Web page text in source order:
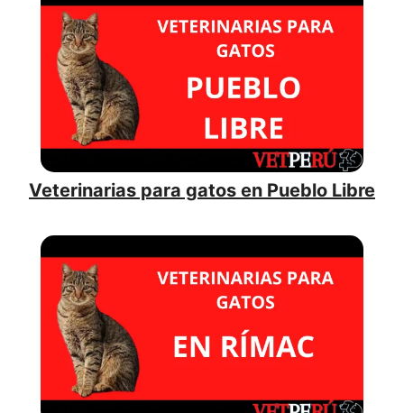
Veterinarias para gatos en Pueblo Libre